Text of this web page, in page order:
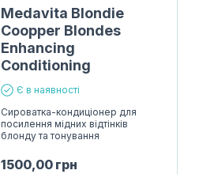
Medavita Blondie
Coopper Blondes
Enhancing
Conditioning
Є в наявності
Сироватка-кондиціонер для
посилення мідних відтінків
блонду та тонування
1500,00 грн